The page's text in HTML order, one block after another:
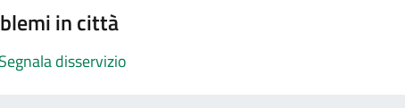
in città
Segnala disservizio